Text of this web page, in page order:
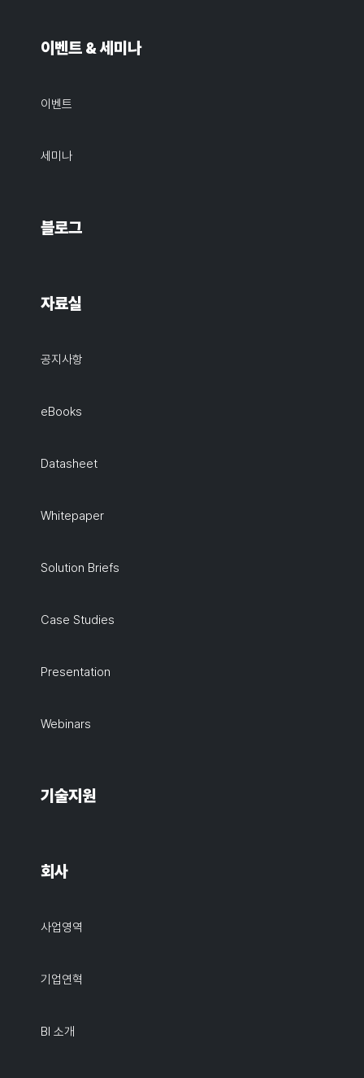
이벤트 & 세미나
이벤트
세미나
블로그
자료실
공지사항
eBooks
Datasheet
Whitepaper
Solution Briefs
Case Studies
Presentation
Webinars
기술지원
회사
사업영역
기업연혁
BI 소개